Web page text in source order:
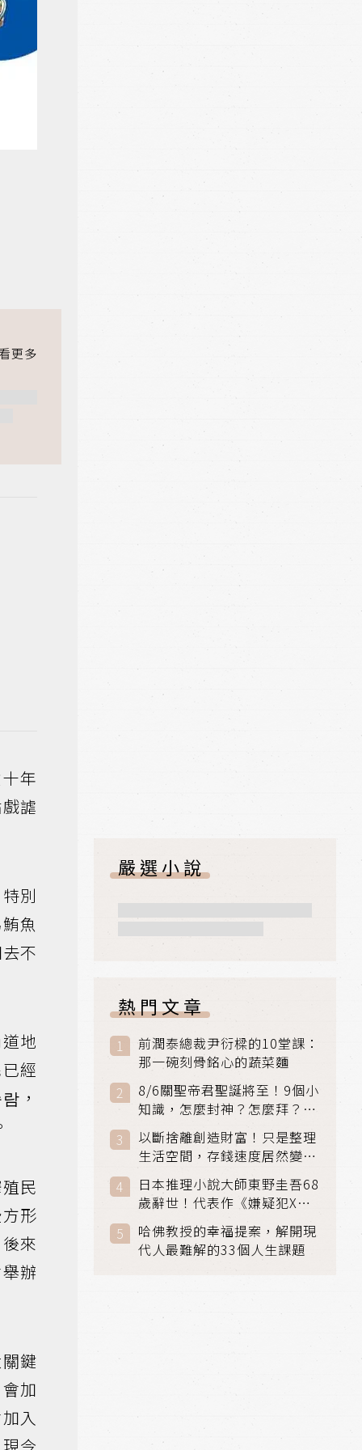
年
謔
別
魚
不
地
經
，
民
形
來
辦
鍵
加
入
嚴選小說
熱門文章
前潤泰總裁尹衍樑的10堂課：
那一碗刻骨銘心的蔬菜麵
8/6關聖帝君聖誕將至！9個小
知識，怎麼封神？怎麼拜？該
拜哪個關帝？
以斷捨離創造財富！只是整理
生活空間，存錢速度居然變快
日本推理小說大師東野圭吾68
歲辭世！代表作《嫌疑犯X的
獻身》《解憂雜貨店》獲獎無
數
哈佛教授的幸福提案，解開現
代人最難解的33個人生課題